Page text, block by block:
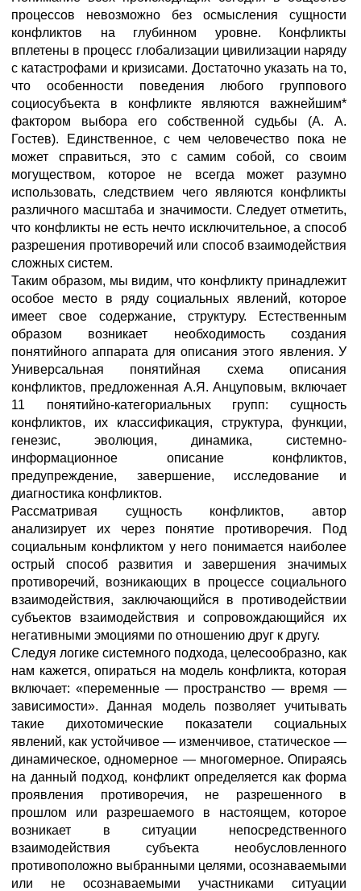
процессов невозможно без осмысления сущности
конфликтов на глубинном уровне. Конфликты
вплетены в процесс глобализации цивилизации наряду
с катастрофами и кризисами. Достаточно указать на то,
что особенности поведения любого группового
социосубъекта в конфликте являются важнейшим*
фактором выбора его собственной судьбы (А. А.
Гостев). Единственное, с чем человечество пока не
может справиться, это с самим собой, со своим
могуществом, которое не всегда может разумно
использовать, следствием чего являются конфликты
различного масштаба и значимости. Следует отметить,
что конфликты не есть нечто исключительное, а способ
разрешения противоречий или способ взаимодействия
сложных систем.
Таким образом, мы видим, что конфликту принадлежит
особое место в ряду социальных явлений, которое
имеет свое содержание, структуру. Естественным
образом возникает необходимость создания
понятийного аппарата для описания этого явления. У
Универсальная понятийная схема описания
конфликтов, предложенная А.Я. Анцуповым, включает
11 понятийно-категориальных групп: сущность
конфликтов, их классификация, структура, функции,
генезис, эволюция, динамика, системно-
информационное описание конфликтов,
предупреждение, завершение, исследование и
диагностика конфликтов.
Рассматривая сущность конфликтов, автор
анализирует их через понятие противоречия. Под
социальным конфликтом у него понимается наиболее
острый способ развития и завершения значимых
противоречий, возникающих в процессе социального
взаимодействия, заключающийся в противодействии
субъектов взаимодействия и сопровождающийся их
негативными эмоциями по отношению друг к другу.
Следуя логике системного подхода, целесообразно, как
нам кажется, опираться на модель конфликта, которая
включает: «переменные — пространство — время —
зависимости». Данная модель позволяет учитывать
такие дихотомические показатели социальных
явлений, как устойчивое — изменчивое, статическое —
динамическое, одномерное — многомерное. Опираясь
на данный подход, конфликт определяется как форма
проявления противоречия, не разрешенного в
прошлом или разрешаемого в настоящем, которое
возникает в ситуации непосредственного
взаимодействия субъекта необусловленного
противоположно выбранными целями, осознаваемыми
или не осознаваемыми участниками ситуации